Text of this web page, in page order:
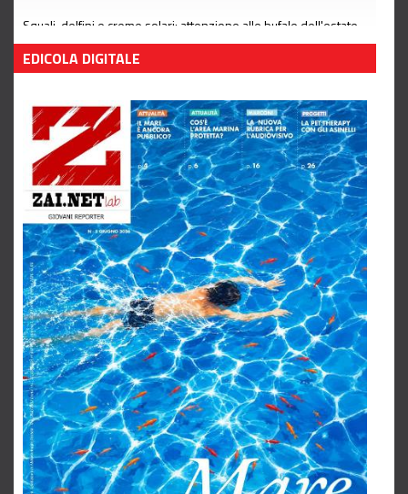
Squali, delfini e creme solari: attenzione alle bufale dell'estate
Leggi tutto
EDICOLA DIGITALE